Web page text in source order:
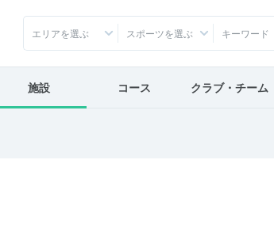
エリアを選ぶ スポーツを選ぶ
施設 コース クラブ・チーム